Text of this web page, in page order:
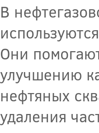
В
Они
улучшению
нефтяных
удаления